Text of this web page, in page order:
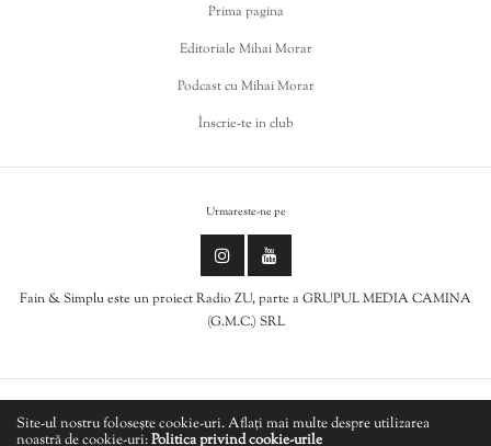
Prima pagina
Editoriale Mihai Morar
Podcast cu Mihai Morar
Înscrie-te in club
Urmareste-ne pe
Fain & Simplu este un proiect Radio ZU, parte a GRUPUL MEDIA CAMINA
(G.M.C.) SRL
Politica de cookies
Site-ul nostru folosește cookie-uri. Aflați mai multe despre utilizarea
noastră de cookie-uri:Politica privind cookie-urile